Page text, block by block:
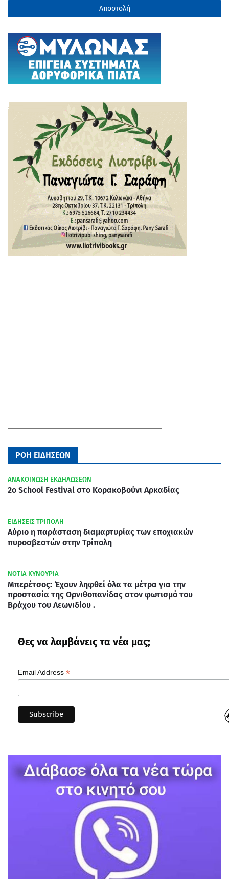
ΡΟΗ ΕΙΔΗΣΕΩΝ
ΑΝΑΚΟΙΝΩΣΗ ΕΚΔΗΛΩΣΕΩΝ
2ο School Festival στο Κορακοβούνι Αρκαδίας
ΕΙΔΗΣΕΙΣ ΤΡΙΠΟΛΗ
Αύριο η παράσταση διαμαρτυρίας των εποχιακών
πυροσβεστών στην Τρίπολη
ΝΟΤΙΑ ΚΥΝΟΥΡΙΑ
Μπερέτσος: Έχουν ληφθεί όλα τα μέτρα για την
προστασία της Ορνιθοπανίδας στον φωτισμό του
Βράχου του Λεωνιδίου .
Θες να λαμβάνεις τα νέα μας;
Email Address *